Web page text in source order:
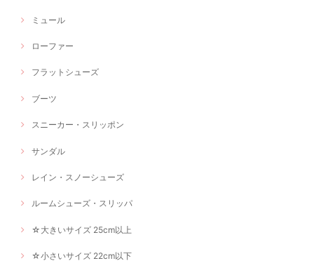
ミュール
ローファー
フラットシューズ
ブーツ
スニーカー・スリッポン
サンダル
レイン・スノーシューズ
ルームシューズ・スリッパ
☆大きいサイズ 25cm以上
☆小さいサイズ 22cm以下